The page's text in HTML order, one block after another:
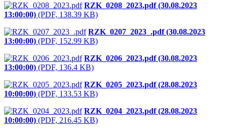
RZK_0208_2023.pdf (30.08.2023
13:00:00) (PDF, 138.39 KB)
RZK_0207_2023_.pdf (30.08.2023
13:00:00) (PDF, 152.99 KB)
RZK_0206_2023.pdf (30.08.2023
13:00:00) (PDF, 136.4 KB)
RZK_0205_2023.pdf (28.08.2023
10:00:00) (PDF, 133.53 KB)
RZK_0204_2023.pdf (28.08.2023
10:00:00) (PDF, 216.45 KB)